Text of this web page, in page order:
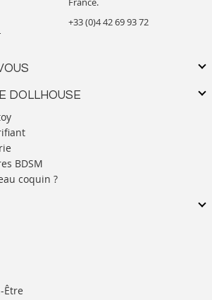
DOLLHOUSE
BDSM
coquin ?
Être
+33 (0)4 42 69 93 72